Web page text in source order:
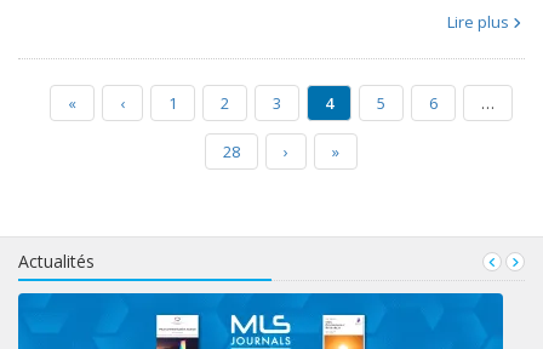
Lire plus
« ‹ 1 2 3 4 5 6 …
28 › »
Actualités